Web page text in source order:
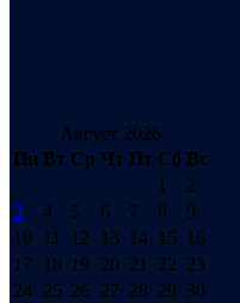
Август 2026
Пн Вт Ср Чт Пт Сб Вс
1
2
3
4 5 6 7 8
9
10
11 12 13 14 15
16
17
18 19 20 21 22 23
24 25 26 27 28 29 30